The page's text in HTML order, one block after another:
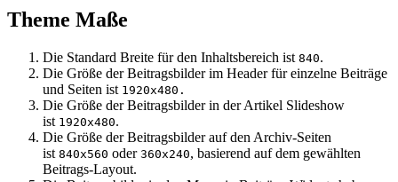
Theme Maße
Die Standard Breite für den Inhaltsbereich ist 840.
Die Größe der Beitragsbilder im Header für einzelne Beiträge
und Seiten ist 1920x480.
Die Größe der Beitragsbilder in der Artikel Slideshow
ist 1920x480.
Die Größe der Beitragsbilder auf den Archiv-Seiten
ist 840x560 oder 360x240, basierend auf dem gewählten
Beitrags-Layout.